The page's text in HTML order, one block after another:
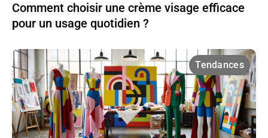
Comment choisir une crème visage efficace
pour un usage quotidien ?
Tendances